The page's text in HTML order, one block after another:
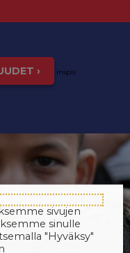
› inspis
sivujen
sinulle
"Hyväksy"